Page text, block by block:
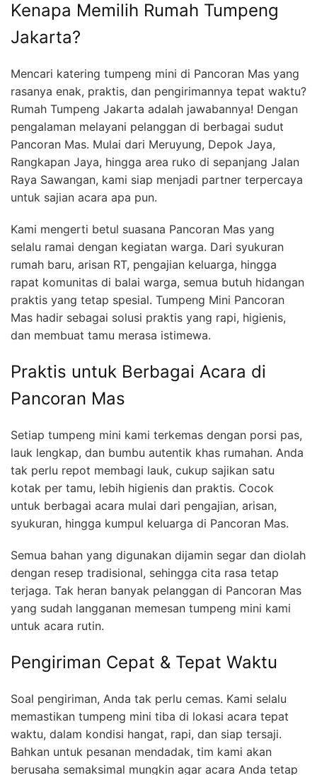
Kenapa Memilih Rumah Tumpeng
Jakarta?
Mencari katering tumpeng mini di Pancoran Mas yang
rasanya enak, praktis, dan pengirimannya tepat waktu?
Rumah Tumpeng Jakarta adalah jawabannya! Dengan
pengalaman melayani pelanggan di berbagai sudut
Pancoran Mas. Mulai dari Meruyung, Depok Jaya,
Rangkapan Jaya, hingga area ruko di sepanjang Jalan
Raya Sawangan, kami siap menjadi partner terpercaya
untuk sajian acara apa pun.
Kami mengerti betul suasana Pancoran Mas yang
selalu ramai dengan kegiatan warga. Dari syukuran
rumah baru, arisan RT, pengajian keluarga, hingga
rapat komunitas di balai warga, semua butuh hidangan
praktis yang tetap spesial. Tumpeng Mini Pancoran
Mas hadir sebagai solusi praktis yang rapi, higienis,
dan membuat tamu merasa istimewa.
Praktis untuk Berbagai Acara di
Pancoran Mas
Setiap tumpeng mini kami terkemas dengan porsi pas,
lauk lengkap, dan bumbu autentik khas rumahan. Anda
tak perlu repot membagi lauk, cukup sajikan satu
kotak per tamu, lebih higienis dan praktis. Cocok
untuk berbagai acara mulai dari pengajian, arisan,
syukuran, hingga kumpul keluarga di Pancoran Mas.
Semua bahan yang digunakan dijamin segar dan diolah
dengan resep tradisional, sehingga cita rasa tetap
terjaga. Tak heran banyak pelanggan di Pancoran Mas
yang sudah langganan memesan tumpeng mini kami
untuk acara rutin.
Pengiriman Cepat & Tepat Waktu
Soal pengiriman, Anda tak perlu cemas. Kami selalu
memastikan tumpeng mini tiba di lokasi acara tepat
waktu, dalam kondisi hangat, rapi, dan siap tersaji.
Bahkan untuk pesanan mendadak, tim kami akan
berusaha semaksimal mungkin agar acara Anda tetap